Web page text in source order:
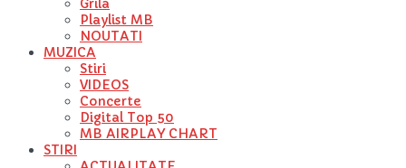
Grila
Playlist MB
NOUTATI
MUZICA
Stiri
VIDEOS
Concerte
Digital Top 50
MB AIRPLAY CHART
STIRI